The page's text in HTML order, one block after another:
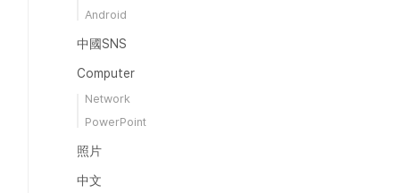
Android
中國SNS
Computer
Network
PowerPoint
照片
中文